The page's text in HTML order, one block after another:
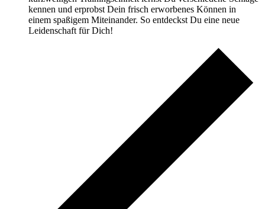
kennen und erprobst Dein frisch erworbenes Können in
einem spaßigem Miteinander. So entdeckst Du eine neue
Leidenschaft für Dich!